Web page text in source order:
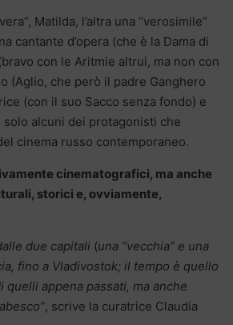
Matilda, l’altra una “verosimile”
cantante d’opera (che è la Dama di
con le Aritmie altrui, ma non con
(Aglio, che però il padre Ganghero
(con il suo Sacco senza fondo) e
solo alcuni dei protagonisti che
cinema russo contemporaneo.
cinematografici, ma anche
storici e, ovviamente,
due capitali (una “vecchia” e una
fino a Vladivostok; il tempo è quello
appena passati, ma anche
, scrive la curatrice Claudia